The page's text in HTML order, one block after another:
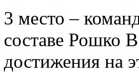
3 место –
составе Рошко
достижения на